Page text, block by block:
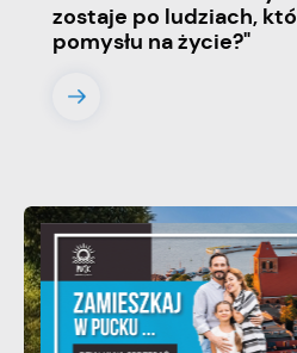
zostaje po ludziach,
pomysłu na życie?"